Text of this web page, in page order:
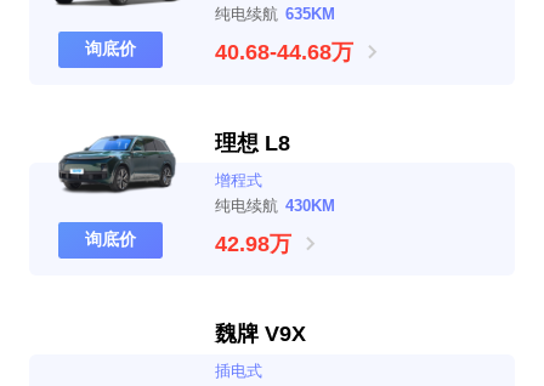
纯电续航 635KM
40.68-44.68万
询底价
理想 L8
增程式
纯电续航 430KM
42.98万
询底价
魏牌 V9X
插电式